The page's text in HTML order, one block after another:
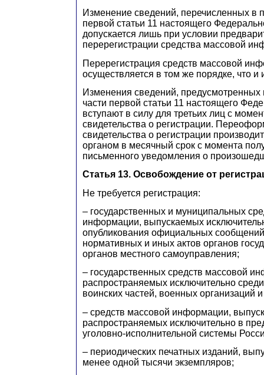
Изменение сведений, перечисленных в
первой статьи 11 настоящего
допускается лишь при условии
перерегистрации средства массовой
Перерегистрация средств массовой
осуществляется в том же порядке, что и
Изменения сведений, предусмотренных
части первой статьи 11 настоящего
вступают в силу для третьих лиц с
свидетельства о регистрации.
свидетельства о регистрации
органом в месячный срок с момента
письменного уведомления о
Статья 13. Освобождение от
Не требуется регистрация:
– государственных и муниципальных
информации, выпускаемых
опубликования официальных
нормативных и иных актов органов
органов местного самоуправления;
– государственных средств массовой
распространяемых исключительно
воинских частей, военных организаций
– средств массовой информации,
распространяемых исключительно в
уголовно-исполнительной системы
– периодических печатных изданий,
менее одной тысячи экземпляров;